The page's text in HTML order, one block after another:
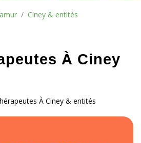
Ciney & entités
À Ciney
À Ciney & entités